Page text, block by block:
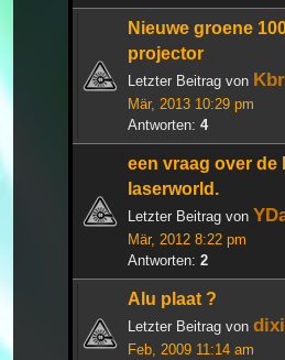
Nieuwe groene
projector
Letzter Beitrag von
Mär, 2013 10:29 pm
Antworten: 4
een vraag over de
laserworld.
Letzter Beitrag von
Mär, 2012 8:22 pm
Antworten: 2
Alu plaat ?
Letzter Beitrag von
Feb, 2009 11:14 am